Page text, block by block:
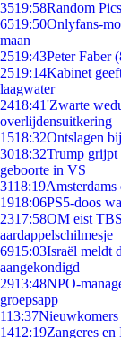
3519:58Random
6519:50Onlyfans-
maan
2519:43Peter Faber
2519:14Kabinet
laagwater
2418:41'Zwarte
overlijdensuitkering
1518:32Ontslagen
3018:32Trump grijpt
geboorte in VS
3118:19
1918:06PS5-doos
2317:58OM eist
aardappelschilmesje
6915:03Israël meldt
aangekondigd
2913:48NPO-
groepsapp
113:37Nieuwkomers
1412:19Zangeres